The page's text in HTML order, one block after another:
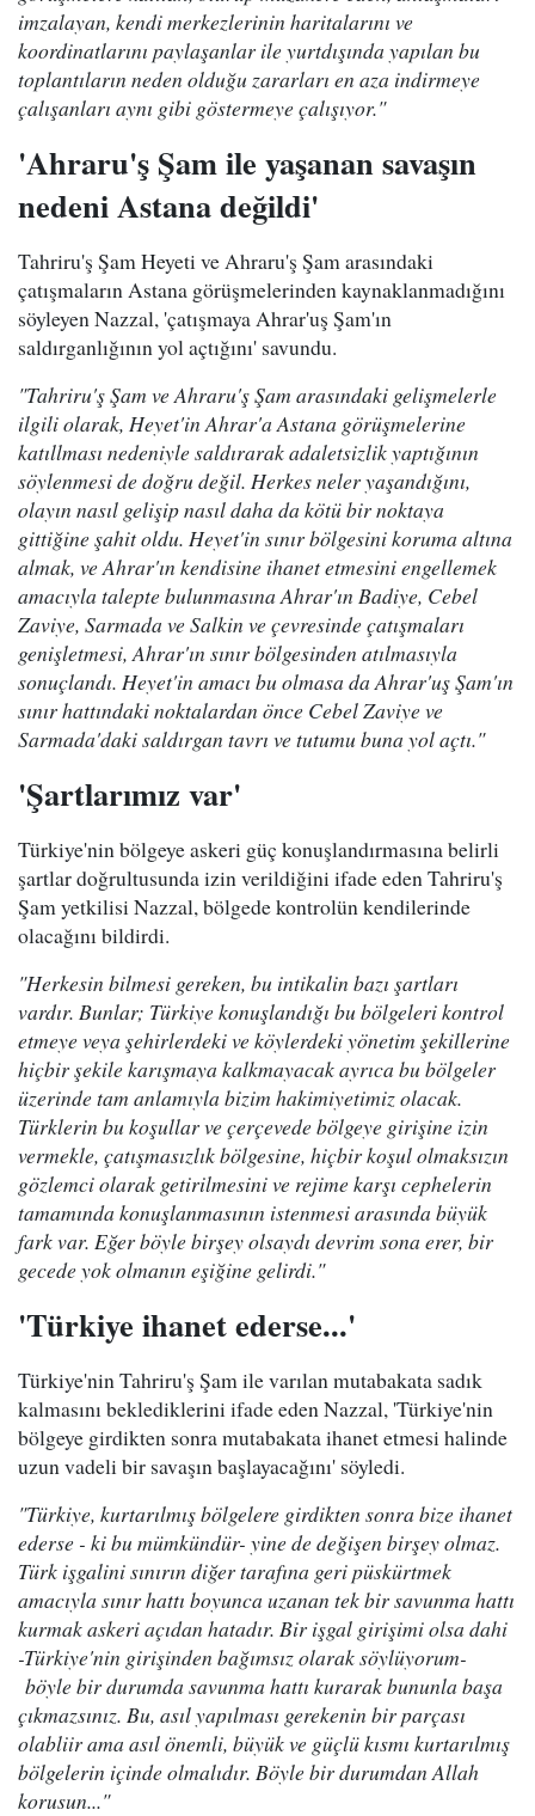
imzalayan, kendi merkezlerinin haritalarını ve
koordinatlarını paylaşanlar ile yurtdışında yapılan bu
toplantıların neden olduğu zararları en aza indirmeye
çalışanları aynı gibi göstermeye çalışıyor."
'Ahraru'ş Şam ile yaşanan savaşın
nedeni Astana değildi'
Tahriru'ş Şam Heyeti ve Ahraru'ş Şam arasındaki
çatışmaların Astana görüşmelerinden kaynaklanmadığını
söyleyen Nazzal, 'çatışmaya Ahrar'uş Şam'ın
saldırganlığının yol açtığını' savundu.
"Tahriru'ş Şam ve Ahraru'ş Şam arasındaki gelişmelerle
ilgili olarak, Heyet'in Ahrar'a Astana görüşmelerine
katıllması nedeniyle saldırarak adaletsizlik yaptığının
söylenmesi de doğru değil. Herkes neler yaşandığını,
olayın nasıl gelişip nasıl daha da kötü bir noktaya
gittiğine şahit oldu. Heyet'in sınır bölgesini koruma altına
almak, ve Ahrar'ın kendisine ihanet etmesini engellemek
amacıyla talepte bulunmasına Ahrar'ın Badiye, Cebel
Zaviye, Sarmada ve Salkin ve çevresinde çatışmaları
genişletmesi, Ahrar'ın sınır bölgesinden atılmasıyla
sonuçlandı. Heyet'in amacı bu olmasa da Ahrar'uş Şam'ın
sınır hattındaki noktalardan önce Cebel Zaviye ve
Sarmada'daki saldırgan tavrı ve tutumu buna yol açtı."
'Şartlarımız var'
Türkiye'nin bölgeye askeri güç konuşlandırmasına belirli
şartlar doğrultusunda izin verildiğini ifade eden Tahriru'ş
Şam yetkilisi Nazzal, bölgede kontrolün kendilerinde
olacağını bildirdi.
"Herkesin bilmesi gereken, bu intikalin bazı şartları
vardır. Bunlar; Türkiye konuşlandığı bu bölgeleri kontrol
etmeye veya şehirlerdeki ve köylerdeki yönetim şekillerine
hiçbir şekile karışmaya kalkmayacak ayrıca bu bölgeler
üzerinde tam anlamıyla bizim hakimiyetimiz olacak.
Türklerin bu koşullar ve çerçevede bölgeye girişine izin
vermekle, çatışmasızlık bölgesine, hiçbir koşul olmaksızın
gözlemci olarak getirilmesini ve rejime karşı cephelerin
tamamında konuşlanmasının istenmesi arasında büyük
fark var. Eğer böyle birşey olsaydı devrim sona erer, bir
gecede yok olmanın eşiğine gelirdi."
'Türkiye ihanet ederse...'
Türkiye'nin Tahriru'ş Şam ile varılan mutabakata sadık
kalmasını beklediklerini ifade eden Nazzal, 'Türkiye'nin
bölgeye girdikten sonra mutabakata ihanet etmesi halinde
uzun vadeli bir savaşın başlayacağını' söyledi.
"Türkiye, kurtarılmış bölgelere girdikten sonra bize ihanet
ederse - ki bu mümkündür- yine de değişen birşey olmaz.
Türk işgalini sınırın diğer tarafına geri püskürtmek
amacıyla sınır hattı boyunca uzanan tek bir savunma hattı
kurmak askeri açıdan hatadır. Bir işgal girişimi olsa dahi
-Türkiye'nin girişinden bağımsız olarak söylüyorum-
böyle bir durumda savunma hattı kurarak bununla başa
çıkmazsınız. Bu, asıl yapılması gerekenin bir parçası
olabliir ama asıl önemli, büyük ve güçlü kısmı kurtarılmış
bölgelerin içinde olmalıdır. Böyle bir durumdan Allah
korusun..."